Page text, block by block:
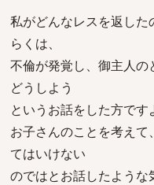
私がどんなレスを返し
らくは、
不倫が発覚し、御主人の
どうしよう
というお話をした方です
お子さんのことを考え
てはいけない
のではとお話したよう